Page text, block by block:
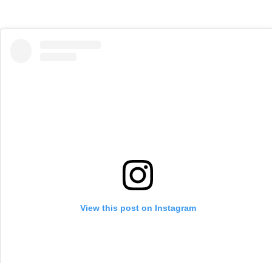
View this post on Instagram